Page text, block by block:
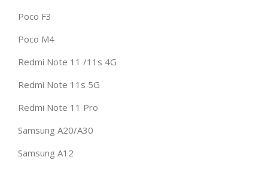
Poco F3
Poco M4
Redmi Note 11 /11s 4G
Redmi Note 11s 5G
Redmi Note 11 Pro
Samsung A20/A30
Samsung A12